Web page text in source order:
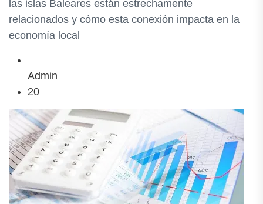
las islas Baleares están estrechamente
relacionados y cómo esta conexión impacta en la
economía local
Admin
20